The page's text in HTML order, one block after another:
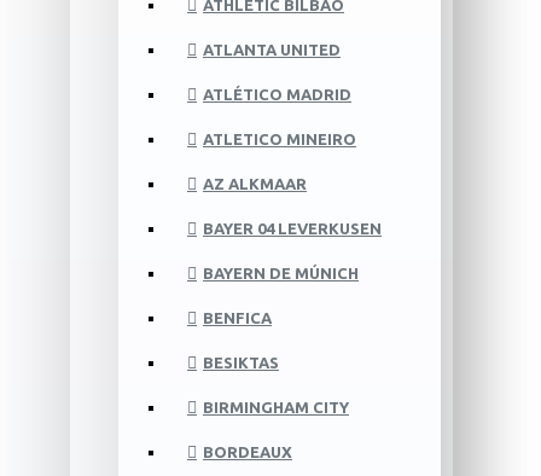
ATHLETIC BILBAO
ATLANTA UNITED
ATLÉTICO MADRID
ATLETICO MINEIRO
AZ ALKMAAR
BAYER 04 LEVERKUSEN
BAYERN DE MÚNICH
BENFICA
BESIKTAS
BIRMINGHAM CITY
BORDEAUX